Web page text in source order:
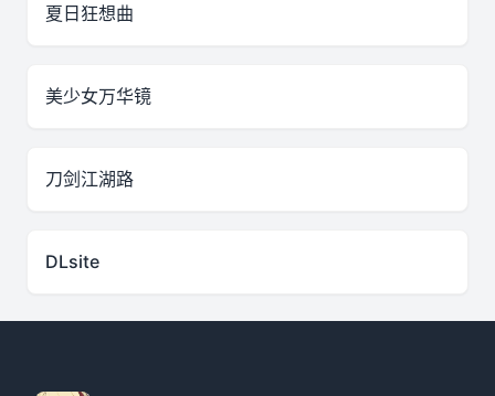
夏日狂想曲
美少女万华镜
刀剑江湖路
DLsite